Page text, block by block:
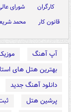
کارگران شورای
قانون کار
محمد
آپ آهنگ
بهترین هتل های
دانلود آهنگ جدید
پرشین هتل